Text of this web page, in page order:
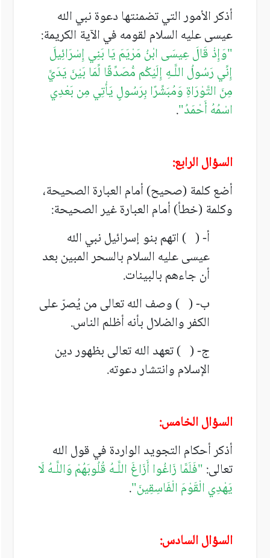
أذكر الأمور التي تضمنتها دعوة نبي الله
عيسى عليه السلام لقومه في الآية الكريمة:
"وَإِذْ قَالَ عِيسَى ابْنُ مَرْيَمَ يَا بَنِي إِسْرَائِيلَ
إِنِّي رَسُولُ اللَّـهِ إِلَيْكُم مُّصَدِّقًا لِّمَا بَيْنَ يَدَيَّ
مِنَ التَّوْرَاةِ وَمُبَشِّرًا بِرَسُولٍ يَأْتِي مِن بَعْدِي
اسْمُهُ أَحْمَدُ"
.
السؤال الرابع:
أضع كلمة (صحيح) أمام العبارة الصحيحة،
وكلمة (خطأ) أمام العبارة غير الصحيحة:
أ- ( ) اتهم بنو إسرائيل نبي الله
عيسى عليه السلام بالسحر المبين بعد
أن جاءهم بالبينات.
ب- ( ) وصف الله تعالى من يُصرّ على
الكفر والضلال بأنه أظلم الناس.
ج- ( ) تعهد الله تعالى بظهور دين
الإسلام وانتشار دعوته.
السؤال الخامس:
أذكر أحكام التجويد الواردة في قول الله
تعالى:"فَلَمَّا زَاغُوا أَزَاغَ اللَّـهُ قُلُوبَهُمْوَاللَّـهُ لَا
يَهْدِي الْقَوْمَ الْفَاسِقِينَ"
.
السؤال السادس: